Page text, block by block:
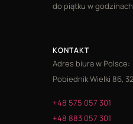
do piątku w
KONTAKT
Adres biura w Polsce:
Pobiednik Wielki 86,
+48 575 057 301
+48 883 057 301